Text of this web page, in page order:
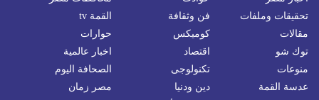
تحقيقات وملفات
فن وثقافة
القمة tv
مقالات
كوميكس
حوارات
توك شو
اقتصاد
اخبار عالمية
منوعات
تكنولوجى
الصحافة اليوم
عدسة القمة
دين ودنيا
مصر زمان